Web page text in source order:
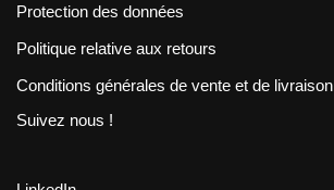
Protection des données
Politique relative aux retours
Conditions générales de vente et de livraison
Suivez nous !